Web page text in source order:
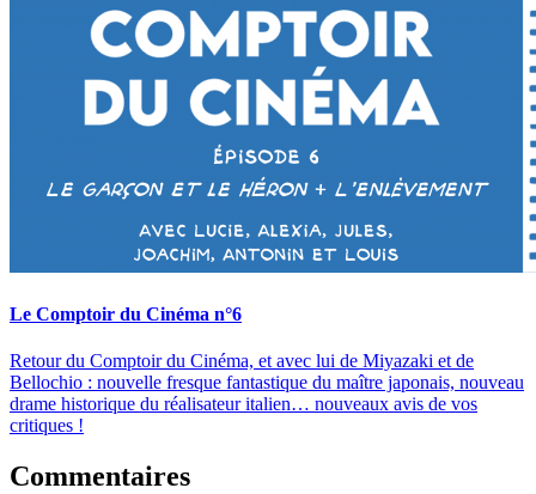
Le Comptoir du Cinéma n°6
Retour du Comptoir du Cinéma, et avec lui de Miyazaki et de
Bellochio : nouvelle fresque fantastique du maître japonais, nouveau
drame historique du réalisateur italien… nouveaux avis de vos
critiques !
Commentaires